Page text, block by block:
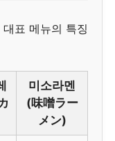
표 메뉴의 특징
미소라멘
(味噌ラー
メン)